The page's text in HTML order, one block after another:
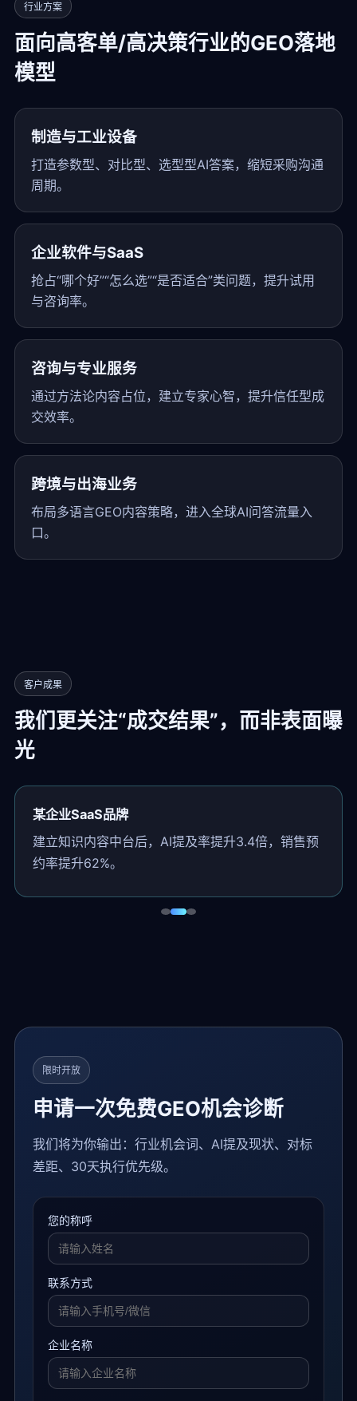
行业方案
面向高客单/高决策行业的GEO落地
模型
制造与工业设备
打造参数型、对比型、选型型AI答案，缩短采购沟通
周期。
企业软件与SaaS
抢占“哪个好”“怎么选”“是否适合”类问题，提升试用
与咨询率。
咨询与专业服务
通过方法论内容占位，建立专家心智，提升信任型成
交效率。
跨境与出海业务
布局多语言GEO内容策略，进入全球AI问答流量入
口。
客户成果
我们更关注“成交结果”，而非表面曝
光
某企业SaaS品牌
建立知识内容中台后，AI提及率提升3.4倍，销售预
约率提升62%。
限时开放
申请一次免费GEO机会诊断
我们将为你输出：行业机会词、AI提及现状、对标
差距、30天执行优先级。
您的称呼
联系方式
企业名称